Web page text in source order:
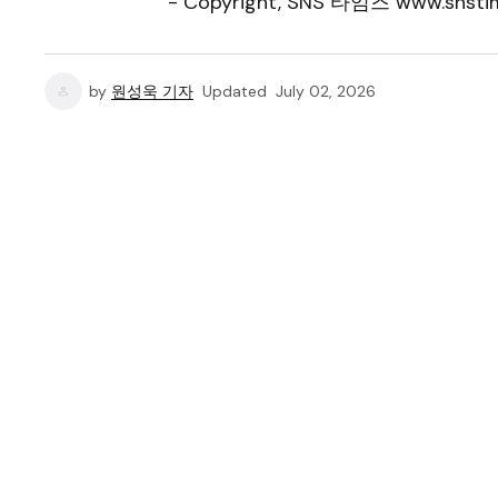
by 원성욱 기자 Updated July 02, 2026